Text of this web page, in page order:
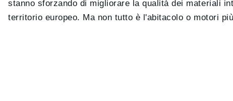
stanno sforzando di migliorare la qualità dei materiali
territorio europeo. Ma non tutto è l'abitacolo o motori